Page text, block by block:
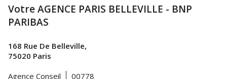
Votre AGENCE PARIS BELLEVILLE - BNP
PARIBAS
168 Rue De Belleville,
75020 Paris
Agence Conseil
00778